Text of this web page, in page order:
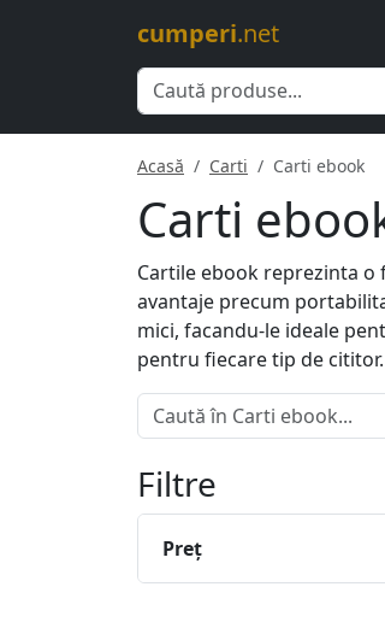
cumperi.net
Acasă Carti Carti ebook
Carti
Cartile ebook reprezinta
avantaje precum
mici, facandu-le ideale
pentru fiecare tip de cititor.
Filtre
Preţ